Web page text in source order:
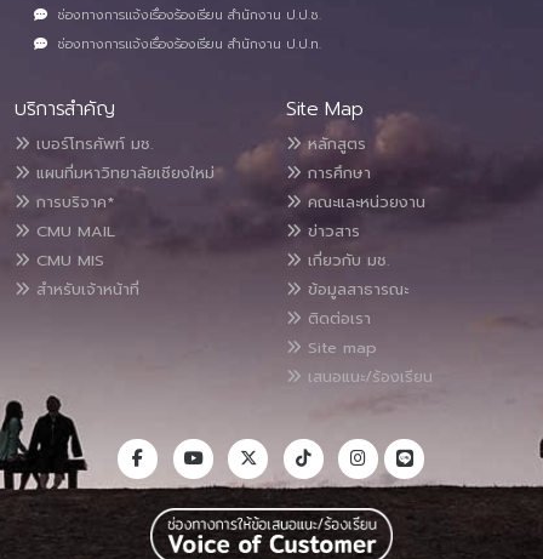
ช่องทางการแจ้งเรื่องร้องเรียน สำนักงาน ป.ป.ช.
ช่องทางการแจ้งเรื่องร้องเรียน สำนักงาน ป.ป.ท.
บริการสำคัญ
เบอร์โทรศัพท์ มช.
แผนที่มหาวิทยาลัยเชียงใหม่
การบริจาค*
CMU MAIL
CMU MIS
สำหรับเจ้าหน้าที่
Site Map
หลักสูตร
การศึกษา
คณะและหน่วยงาน
ข่าวสาร
เกี่ยวกับ มช.
ข้อมูลสาธารณะ
ติดต่อเรา
Site map
เสนอแนะ/ร้องเรียน